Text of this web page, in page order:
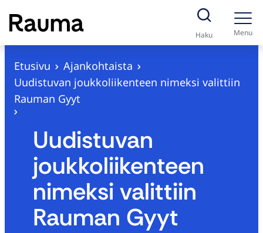
S
i
Haku Menu
Etusivu
Ajankohtaista
Uudistuvan joukkoliikenteen nimeksi valittiin
Rauman Gyyt
Uudistuvan
joukkoliikenteen
nimeksi valittiin
Rauman Gyyt